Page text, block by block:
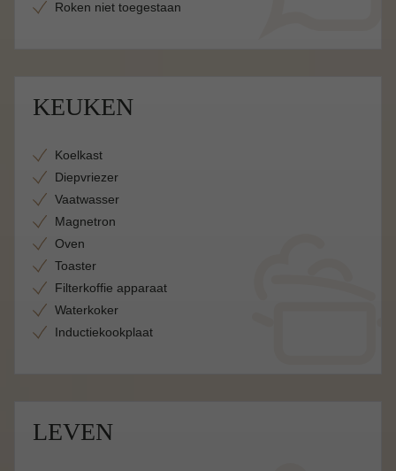
Roken niet toegestaan
KEUKEN
Koelkast
Diepvriezer
Vaatwasser
Magnetron
Oven
Toaster
Filterkoffie apparaat
Waterkoker
Inductiekookplaat
LEVEN